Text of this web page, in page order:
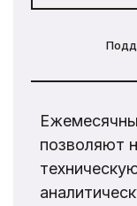
позволяют